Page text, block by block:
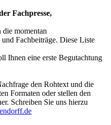
Fachpresse,
die momentan
Fachbeiträge. Diese Liste
Ihnen eine erste Begutachtung
den Rohtext und die
Formaten oder stellen den
Schreiben Sie uns hierzu